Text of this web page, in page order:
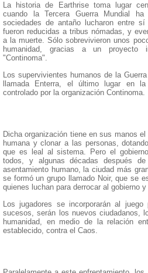
La historia de Earthrise toma lugar
cuando la Tercera Guerra Mundial ha
sociedades de antaño lucharon entre
fueron reducidas a tribus nómadas, y
a la muerte. Sólo sobrevivieron unos
humanidad, gracias a un proyecto
"Continoma".
Los supervivientes humanos de la
llamada Enterra, el último lugar en
controlado por la organización Continoma.
Dicha organización tiene en sus manos
humana y clonar a las personas,
que es leal al sistema. Pero el
todos, y algunas décadas después
asentamiento humano, la ciudad más
se formó un grupo llamado Noir, que se
quienes luchan para derrocar al gobierno
Los jugadores se incorporarán al
sucesos, serán los nuevos ciudadanos,
humanidad, en medio de la relación
establecido, contra el Caos.